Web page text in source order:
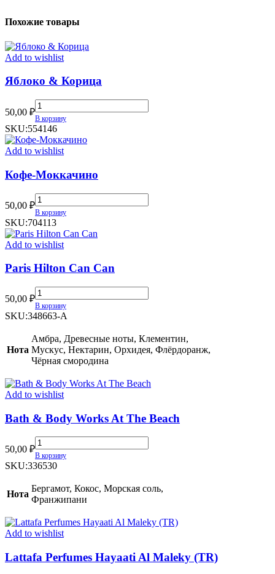
Похожие товары
Add to wishlist
Яблоко & Корица
50,00 ₽
Яблоко
&
Корица
quantity
В корзину
SKU:554146
Add to wishlist
Кофе-Моккачино
50,00 ₽
Кофе-
Моккачино
quantity
В корзину
SKU:704113
Add to wishlist
Paris Hilton Can Can
50,00 ₽
Paris
Hilton
Can
quantity
В корзину
SKU:348663-A
Нота
Амбра, Древесные ноты, Клементин,
Мускус, Нектарин, Орхидея, Флёрдоранж,
Чёрная смородина
Add to wishlist
Bath & Body Works At The Beach
50,00 ₽
Bath
&
Body
At
The
Beach
quantity
В корзину
SKU:336530
Нота
Бергамот, Кокос, Морская соль,
Франжипани
Add to wishlist
Lattafa Perfumes Hayaati Al Maleky (TR)